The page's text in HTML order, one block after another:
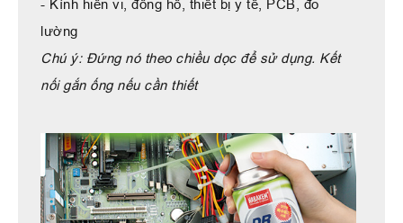
- Kính hiển vi, đồng hồ, thiết bị y tế, PCB, đo
lường
Chú ý: Đứng nó theo chiều dọc để sử dụng. Kết
nối gắn ống nếu cần thiết